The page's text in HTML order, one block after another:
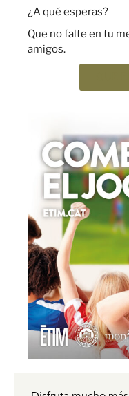
¿A qué esperas?
Que no falte en tu
amigos.